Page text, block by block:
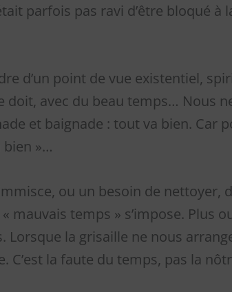
parfois pas ravi d’être bloqué
d’un point de vue existentiel,
doit, avec du beau temps… Nous
et baignade : tout va bien. Car
bien »…
ou un besoin de nettoyer,
mauvais temps » s’impose. Plus
Lorsque la grisaille ne nous
C’est la faute du temps, pas la